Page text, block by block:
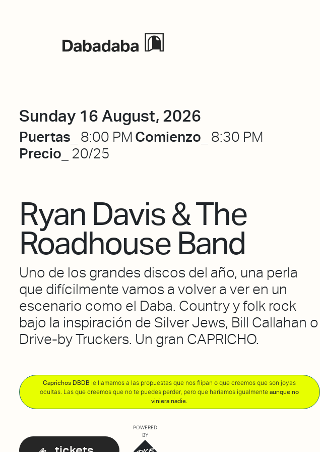
Sunday 16 August, 2026
Puertas_ 8:00 PM Comienzo_ 8:30 PM
Precio_ 20/25
Ryan Davis & The
Roadhouse Band
Uno de los grandes discos del año, una perla
que difícilmente vamos a volver a ver en un
escenario como el Daba. Country y folk rock
bajo la inspiración de Silver Jews, Bill Callahan o
Drive-by Truckers. Un gran CAPRICHO.
Caprichos DBDB le llamamos a las propuestas que nos flipan o que creemos que son joyas
ocultas. Las que creemos que no te puedes perder, pero que haríamos igualmente aunque no
viniera nadie.
POWERED
BY